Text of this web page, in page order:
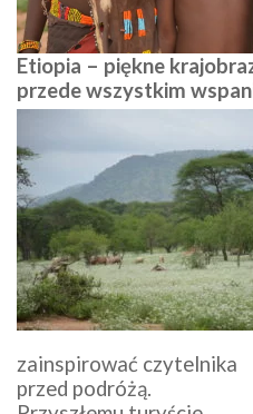
Etiopia – piękne
przede wszystkim
zainspirować czytelnika
przed podróżą.